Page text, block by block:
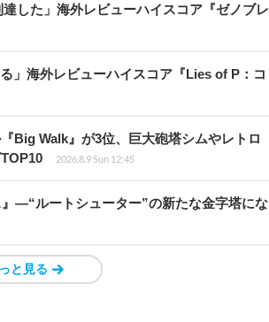
した」海外レビューハイスコア『ゼノブレ
」海外レビューハイスコア『Lies of P：コ
Big Walk』が3位、巨大砲塔シムやレトロ
2026.8.9 Sun 12:45
―“ルートシューター”の新たな金字塔にな
と見る